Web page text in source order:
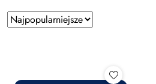
Zastosowano
sortowanie:
Sortuj
według